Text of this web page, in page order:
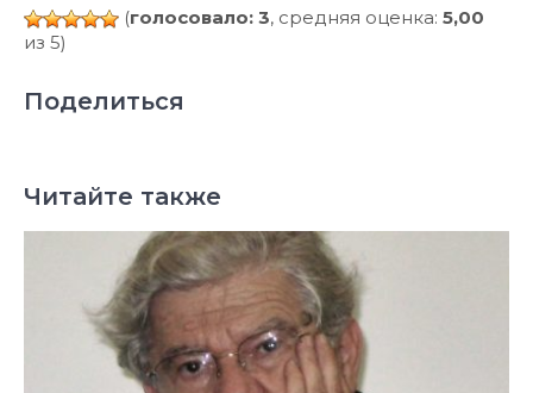
(голосовало: 3, средняя оценка: 5,00
из 5)
Поделиться
Читайте также